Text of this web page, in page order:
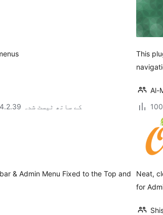
4.2.39 کے ساتھ ٹیسٹ شدہ
This
Al-
& Admin Menu Fixed to the Top and
Neat,
for